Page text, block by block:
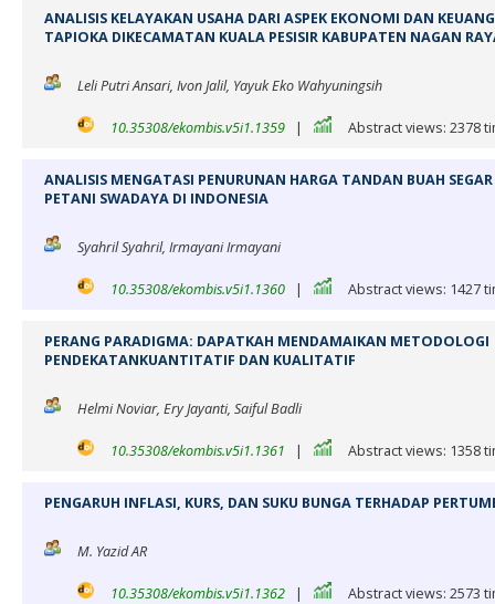
ANALISIS KELAYAKAN USAHA DARI ASPEK EKONOMI DAN
TAPIOKA DIKECAMATAN KUALA PESISIR KABUPATEN NAGAN
Leli Putri Ansari, Ivon Jalil, Yayuk Eko Wahyuningsih
10.35308/ekombis.v5i1.1359 | Abstract views: 2378
ANALISIS MENGATASI PENURUNAN HARGA TANDAN BUAH
PETANI SWADAYA DI INDONESIA
Syahril Syahril, Irmayani Irmayani
10.35308/ekombis.v5i1.1360 | Abstract views: 1427
PERANG PARADIGMA: DAPATKAH MENDAMAIKAN METODOLOGI
PENDEKATANKUANTITATIF DAN KUALITATIF
Helmi Noviar, Ery Jayanti, Saiful Badli
10.35308/ekombis.v5i1.1361 | Abstract views: 1358
PENGARUH INFLASI, KURS, DAN SUKU BUNGA TERHADAP
M. Yazid AR
10.35308/ekombis.v5i1.1362 | Abstract views: 2573